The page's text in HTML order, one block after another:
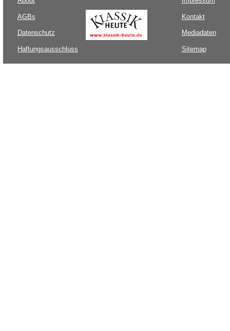
AGBs
Datenschutz
Haftungsausschluss
Kontakt
Mediadaten
Sitemap